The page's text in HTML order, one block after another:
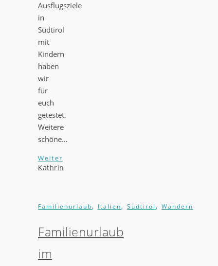
Ausflugsziele
in
Südtirol
mit
Kindern
haben
wir
für
euch
getestet.
Weitere
schöne…
Weiter
Kathrin
Familienurlaub, Italien, Südtirol , Wandern
Familienurlaub
im